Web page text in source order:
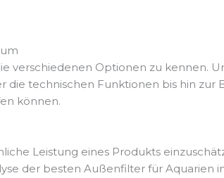
verschiedenen Optionen zu kennen.
die technischen Funktionen bis hin zur
können.
Leistung eines Produkts
der besten Außenfilter für Aquarien